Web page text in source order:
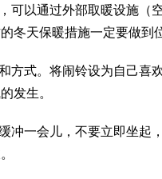
可以通过外部取暖设施（
冬天保暖措施一定要做到
方式。将闹铃设为自己喜
发生。
冲一会儿，不要立即坐起